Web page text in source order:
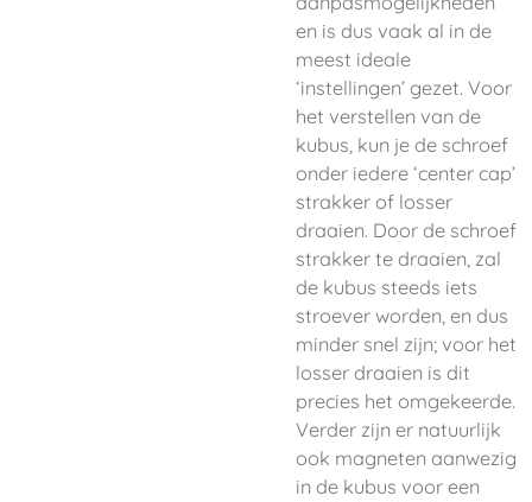
en is dus vaak al in de
meest ideale
‘instellingen’ gezet. Voor
het verstellen van de
kubus, kun je de schroef
onder iedere ‘center cap’
strakker of losser
draaien. Door de schroef
strakker te draaien, zal
de kubus steeds iets
stroever worden, en dus
minder snel zijn; voor het
losser draaien is dit
precies het omgekeerde.
Verder zijn er natuurlijk
ook magneten aanwezig
in de kubus voor een